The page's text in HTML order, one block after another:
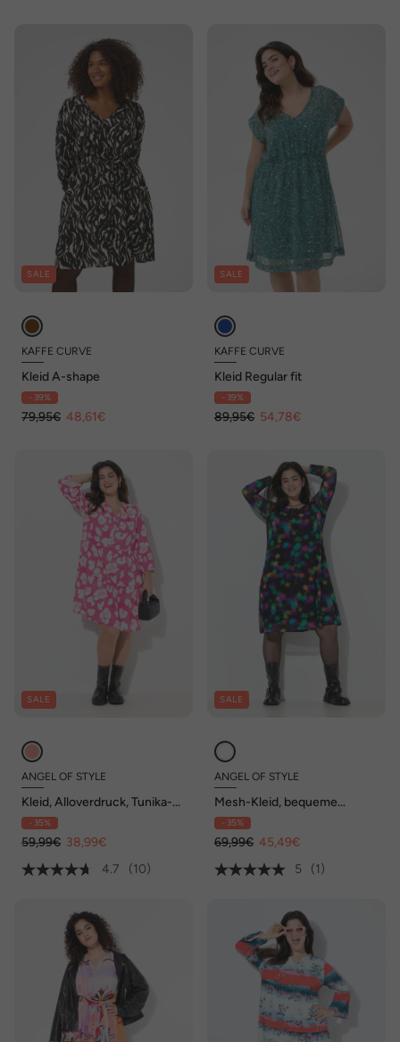
SALE
KAFFE CURVE
Kleid A-shape
- 39%
79,95€ 48,61€
SALE
KAFFE CURVE
Kleid Regular fit
- 39%
89,95€ 54,78€
SALE
ANGEL OF STYLE
Kleid, Alloverdruck, Tunika-
Ausschnitt
- 35%
59,99€ 38,99€
4.7
(10)
SALE
ANGEL OF STYLE
Mesh-Kleid, bequeme
Passform, Sterne
- 35%
69,99€ 45,49€
5
(1)